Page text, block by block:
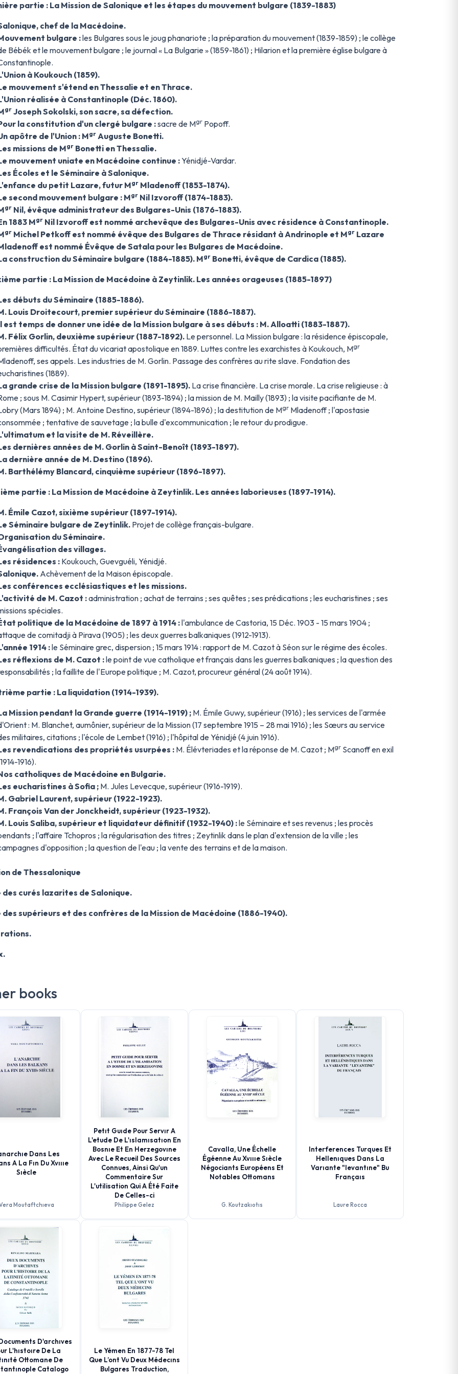
partie : La Mission de Salonique et les étapes du mouvement bulgare (1839-1883)
chef de la Macédoine.
bulgare :les Bulgares sous le joug phanariote ; la préparation du mouvement (1839-1859) ; le collège
Bébék et le mouvement bulgare ; le journal « La Bulgarie » (1859-1861) ; Hilarion et la première église bulgare à
à Koukouch (1859).
mouvement s'étend en Thessalie et en Thrace.
réalisée à Constantinople (Déc. 1860).
grJoseph Sokolski, son sacre, sa défection.
la constitution d'un clergé bulgare :sacre de MgrPopoff.
apôtre de l'Union : MgrAuguste Bonetti.
missions de MgrBonetti en Thessalie.
mouvement uniate en Macédoine continue :Yénidjé-Vardar.
Écoles et le Séminaire à Salonique.
du petit Lazare, futur MgrMladenoff (1853-1874).
second mouvement bulgare : MgrNil Izvoroff (1874-1883).
grNil, évêque administrateur des Bulgares-Unis (1876-1883).
1883 MgrNil Izvoroff est nommé archevêque des Bulgares-Unis avec résidence à Constantinople.
grMichel Petkoff est nommé évêque des Bulgares de Thrace résidant à Andrinople et MgrLazare
est nommé Évêque de Satala pour les Bulgares de Macédoine.
construction du Séminaire bulgare (1884-1885). MgrBonetti, évêque de Cardica (1885).
partie : La Mission de Macédoine à Zeytinlik. Les années orageuses (1885-1897)
débuts du Séminaire (1885-1886).
Louis Droitecourt, premier supérieur du Séminaire (1886-1887).
est temps de donner une idée de la Mission bulgare à ses débuts : M. Alloatti (1883-1887).
Félix Gorlin, deuxième supérieur (1887-1892).Le personnel. La Mission bulgare : la résidence épiscopale,
difficultés. État du vicariat apostolique en 1889. Luttes contre les exarchistes à Koukouch, Mgr
ses appels. Les industries de M. Gorlin. Passage des confrères au rite slave. Fondation des
(1889).
grande crise de la Mission bulgare (1891-1895).La crise financière. La crise morale. La crise religieuse : à
; sous M. Casimir Hypert, supérieur (1893-1894) ; la mission de M. Mailly (1893) ; la visite pacifiante de M.
(Mars 1894) ; M. Antoine Destino, supérieur (1894-1896) ; la destitution de MgrMladenoff ; l'apostasie
; tentative de sauvetage ; la bulle d'excommunication ; le retour du prodigue.
et la visite de M. Réveillère.
dernières années de M. Gorlin à Saint-Benoît (1893-1897).
dernière année de M. Destino (1896).
Barthélémy Blancard, cinquième supérieur (1896-1897).
partie : La Mission de Macédoine à Zeytinlik. Les années laborieuses (1897-1914).
Émile Cazot, sixième supérieur (1897-1914).
Séminaire bulgare de Zeytinlik.Projet de collège français-bulgare.
du Séminaire.
des villages.
résidences :Koukouch, Guevguéli, Yénidjé.
Achèvement de la Maison épiscopale.
conférences ecclésiastiques et les missions.
de M. Cazot :administration ; achat de terrains ; ses quêtes ; ses prédications ; les eucharistines ; ses
spéciales.
politique de la Macédoine de 1897 à 1914 :l'ambulance de Castoria, 15 Déc. 1903 - 15 mars 1904 ;
de comitadji à Pirava (1905) ; les deux guerres balkaniques (1912-1913).
1914 :le Séminaire grec, dispersion ; 15 mars 1914 : rapport de M. Cazot à Séon sur le régime des écoles.
réflexions de M. Cazot :le point de vue catholique et français dans les guerres balkaniques ; la question des
; la faillite de l'Europe politique ; M. Cazot, procureur général (24 août 1914).
partie : La liquidation (1914-1939).
Mission pendant la Grande guerre (1914-1919) ;M. Émile Guwy, supérieur (1916) ; les services de l'armée
: M. Blanchet, aumônier, supérieur de la Mission (17 septembre 1915 – 28 mai 1916) ; les Sœurs au service
militaires, citations ; l'école de Lembet (1916) ; l'hôpital de Yénidjé (4 juin 1916).
revendications des propriétés usurpées :M. Élévteriades et la réponse de M. Cazot ; MgrScanoff en exil
1916).
catholiques de Macédoine en Bulgarie.
eucharistines à Sofia ;M. Jules Levecque, supérieur (1916-1919).
Gabriel Laurent, supérieur (1922-1923).
François Van der Jonckheidt, supérieur (1923-1932).
Louis Saliba, supérieur et liquidateur définitif (1932-1940) :le Séminaire et ses revenus ; les procès
; l'affaire Tchopros ; la régularisation des titres ; Zeytinlik dans le plan d'extension de la ville ; les
d'opposition ; la question de l'eau ; la vente des terrains et de la maison.
de Thessalonique
curés lazarites de Salonique.
supérieurs et des confrères de la Mission de Macédoine (1886-1940).
books
Dans Les
A La Fın Du Xvıııe
Sıècle
Moutaftchıeva
Petıt Guıde Pour Servır A
L'etude De L'ıslamısatıon En
Bosnıe Et En Herzegovıne
Avec Le Recueil Des Sources
Connues, Ainsi Qu'un
Commentaire Sur
L'utilisation Qui A Été Faite
De Celles-ci
Philippe Gelez
Cavalla, Une Échelle
Égéenne Au Xvıııe Sıècle
Négociants Européens Et
Notables Ottomans
G. Koutzakıotıs
Interferences Turques Et
Hellenıques Dans La
Varıante "levantıne" Bu
Françaıs
Laure Rocca
D'archıves
L'hıstoıre De La
Ottomane De
Catalogo
Le Yémen En 1877-78 Tel
Que L’ont Vu Deux Médecıns
Bulgares Traduction,